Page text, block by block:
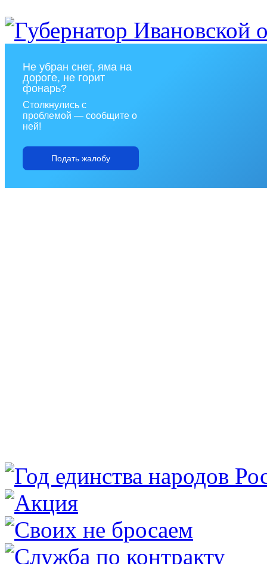
Не убран снег, яма на
дороге, не горит
фонарь?
Столкнулись с
проблемой — сообщите о
ней!
Подать жалобу